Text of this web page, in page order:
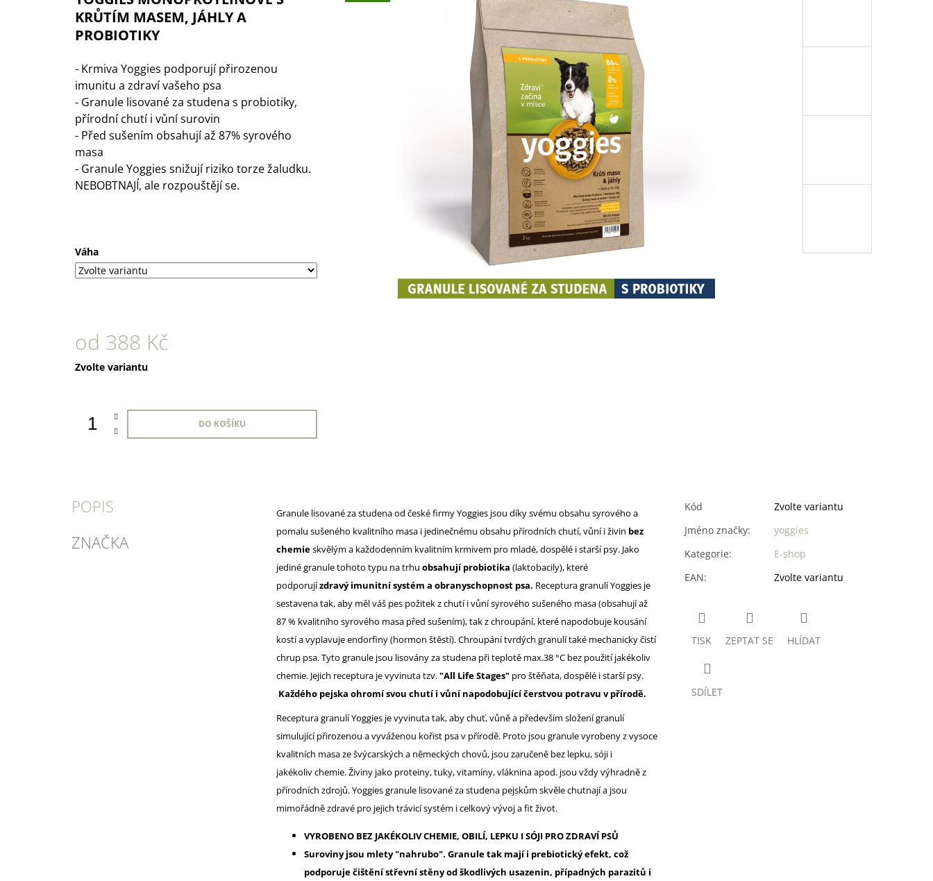
KRŮTÍM MASEM, JÁHLY A
PROBIOTIKY
- Krmiva Yoggies podporují přirozenou
imunitu a zdraví vašeho psa
- Granule lisované za studena s probiotiky,
přírodní chutí i vůní surovin
- Před sušením obsahují až 87% syrového
masa
- Granule Yoggies snižují riziko torze žaludku.
NEBOBTNAJÍ, ale rozpouštějí se.
Váha
od 388 Kč
Měrná
Zvolte variantu
DO KOŠÍKU
POPIS
ZNAČKA
Granule lisované za studena od české firmy Yoggies jsou díky svému obsahu syrového a
pomalu sušeného kvalitního masa i jedinečnému obsahu přírodních chutí, vůní i živin bez
chemieskvělým a každodenním kvalitním krmivem pro mladé, dospělé i starší psy. Jako
jediné granule tohoto typu na trhu obsahují probiotika (laktobacily), které
podporujízdravý imunitní systém a obranyschopnost psa. Receptura granulí Yoggies je
sestavena tak, aby měl váš pes požitek z chutí i vůní syrového sušeného masa (obsahují až
87 % kvalitního syrového masa před sušením), tak z chroupání, které napodobuje kousání
kostí a vyplavuje endorfiny (hormon štěstí). Chroupání tvrdých granulí také mechanicky čistí
chrup psa. Tyto granule jsou lisovány za studena při teplotě max.38 °C bez použití jakékoliv
chemie. Jejich receptura je vyvinuta tzv."All Life Stages"pro štěňata, dospělé i starší psy.
Každého pejska ohromí svou chutí i vůní napodobující čerstvou potravu v přírodě.
Receptura granulí Yoggies je vyvinuta tak, aby chuť, vůně a především složení granulí
simulující přirozenou a vyváženou kořist psa v přírodě. Proto jsou granule vyrobeny z vysoce
kvalitních masa ze švýcarských a německých chovů, jsou zaručeně bez lepku, sóji i
jakékoliv chemie. Živiny jako proteiny, tuky, vitamíny, vláknina apod. jsou vždy výhradně z
přírodních zdrojů. Yoggies granule lisované za studena pejskům skvěle chutnají a jsou
mimořádně zdravé pro jejich trávicí systém i celkový vývoj a fit život.
VYROBENO BEZ JAKÉKOLIV CHEMIE, OBILÍ, LEPKU I SÓJI PRO ZDRAVÍ PSŮ
Suroviny jsou mlety "nahrubo". Granule tak mají i prebiotický efekt, což
podporuje čištění střevní stěny od škodlivých usazenin, případných parazitů i
Kód
Zvolte variantu
Jméno značky:
yoggies
Kategorie:
E-shop
EAN: Zvolte variantu
TISK ZEPTAT SE HLÍDAT
SDÍLET
1 KS
35 Kč
199 Kč